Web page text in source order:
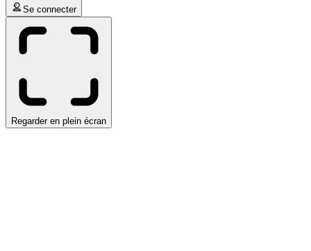
Se connecter
Regarder en plein écran